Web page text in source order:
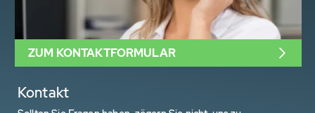
Kontakt
ZUM KONTAKTFORMULAR